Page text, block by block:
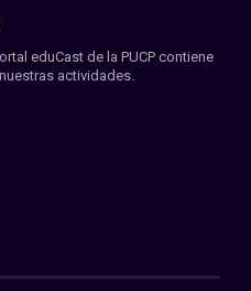
eduCast de la PUCP contiene
actividades.